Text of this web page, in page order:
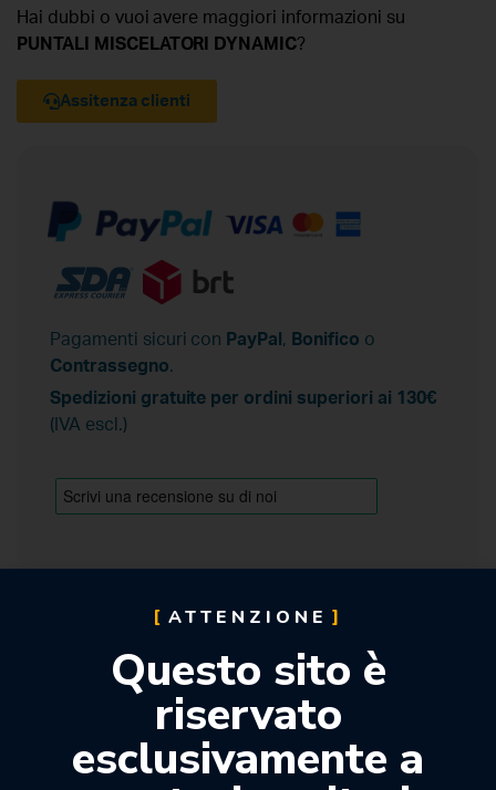
Hai dubbi o vuoi avere maggiori informazioni su
PUNTALI MISCELATORI DYNAMIC?
Assitenza clienti
Pagamenti sicuri con PayPal , Bonifico o
Contrassegno.
Spedizioni gratuite per ordini superiori ai 130€
(IVA escl.)
Descrizione
Puntali di miscelazione dinamico-statici per
Modulmix.
ATTENZIONE
Questo sito è
riservato
esclusivamente a